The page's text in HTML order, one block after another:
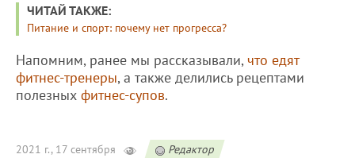
ЧИТАЙ ТАКЖЕ:
Питание и спорт: почему нет прогресса?
Напомним, ранее мы рассказывали, что едят
фитнес-тренеры, а также делились рецептами
полезных фитнес-супов.
2021 г., 17 сентября
Редактор